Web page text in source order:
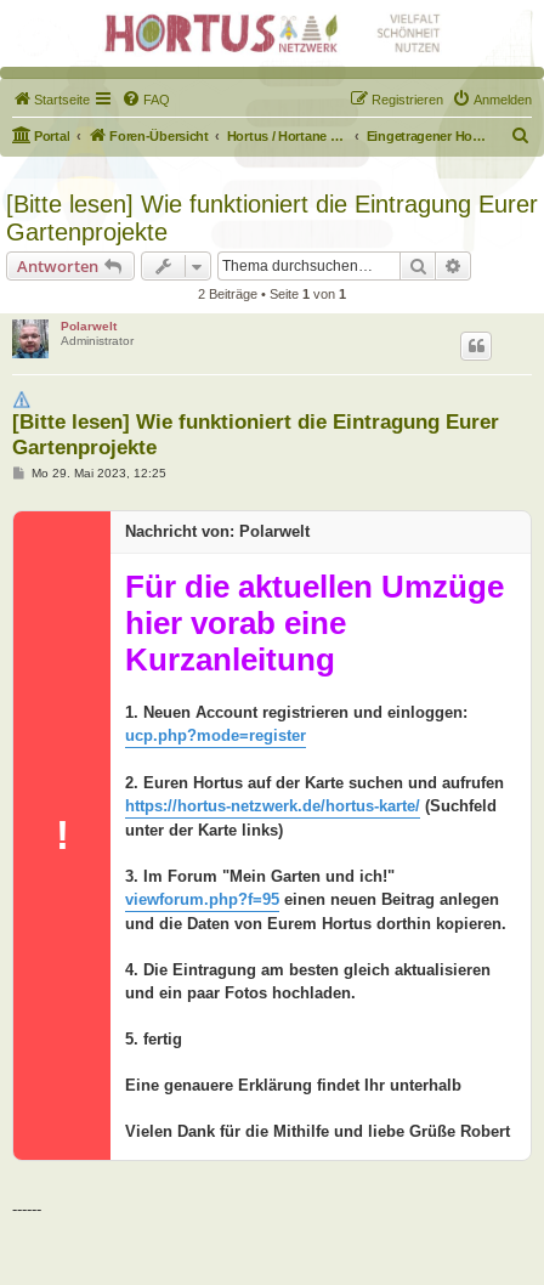
Startseite FAQ Anmelden
Registrieren
Portal Foren-Übersicht Hortus / Hortane Habitate / Garten auf dem Weg Eingetragener Hortus - Mein Hortus und ich!
u
[Bitte lesen] Wie funktioniert die Eintragung Eurer
Gartenprojekte
Antworten Suche
2 Beiträge • Seite 1 von 1
Polarwelt
Administrator
[Bitte lesen] Wie funktioniert die Eintragung Eurer
Gartenprojekte
B
t
Mo 29. Mai 2023, 12:25
!
Nachricht von: Polarwelt
Für die aktuellen Umzüge
hier vorab eine
Kurzanleitung
1. Neuen Account registrieren und einloggen:
ucp.php?mode=register
2. Euren Hortus auf der Karte suchen und aufrufen
https://hortus-netzwerk.de/hortus-karte/ (Suchfeld
unter der Karte links)
3. Im Forum "Mein Garten und ich!"
viewforum.php?f=95 einen neuen Beitrag anlegen
und die Daten von Eurem Hortus dorthin kopieren.
4. Die Eintragung am besten gleich aktualisieren
und ein paar Fotos hochladen.
5. fertig
Eine genauere Erklärung findet Ihr unterhalb
Vielen Dank für die Mithilfe und liebe Grüße Robert
------